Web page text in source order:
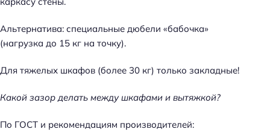
Альтернатива: специальные дюбели «бабочка»
(нагрузка до 15 кг на точку).
Для тяжелых шкафов (более 30 кг) только закладные!
Какой зазор делать между шкафами и вытяжкой?
По ГОСТ и рекомендациям производителей: